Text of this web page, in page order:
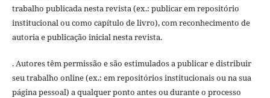
trabalho publicada nesta revista (ex.: publicar em repositório
institucional ou como capítulo de livro), com reconhecimento de
autoria e publicação inicial nesta revista.
. Autores têm permissão e são estimulados a publicar e distribuir
seu trabalho online (ex.: em repositórios institucionais ou na sua
página pessoal) a qualquer ponto antes ou durante o processo